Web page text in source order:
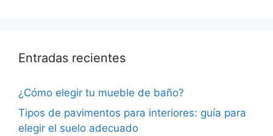
Entradas recientes
¿Cómo elegir tu mueble de baño?
Tipos de pavimentos para interiores: guía para
elegir el suelo adecuado